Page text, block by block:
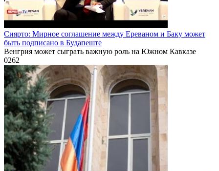
Сиярто: Мирное соглашение между Ереваном и Баку может
быть подписано в Будапеште
Венгрия может сыграть важную роль на Южном Кавказе
0262